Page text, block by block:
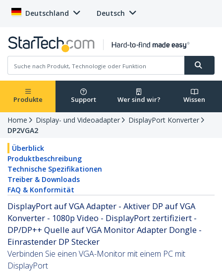
Deutschland Deutsch
Produkte Support Wer sind wir? Wissen
Home Display- und Videoadapter
DisplayPort Konverter
DP2VGA2
Überblick
Produktbeschreibung
Technische Spezifikationen
Treiber & Downloads
FAQ & Konformität
DisplayPort auf VGA Adapter - Aktiver DP auf VGA
Konverter - 1080p Video - DisplayPort zertifiziert -
DP/DP++ Quelle auf VGA Monitor Adapter Dongle -
Einrastender DP Stecker
Verbinden Sie einen VGA-Monitor mit einem PC mit
DisplayPort